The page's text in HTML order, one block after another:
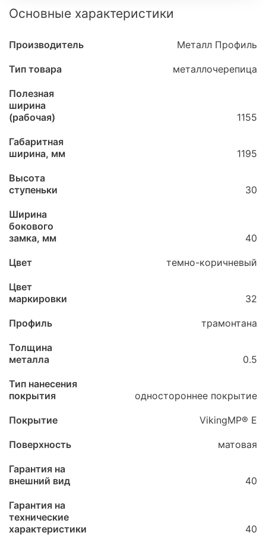
Основные характеристики
Производитель Металл Профиль
Тип товара металлочерепица
Полезная
ширина
(рабочая)
1155
Габаритная
ширина, мм
1195
Высота
ступеньки
30
Ширина
бокового
замка, мм
40
Цвет темно-коричневый
Цвет
маркировки
32
Профиль трамонтана
Толщина
металла
0.5
Тип нанесения
покрытия
одностороннее покрытие
Покрытие VikingMP® E
Поверхность матовая
Гарантия на
внешний вид
40
Гарантия на
технические
характеристики
40